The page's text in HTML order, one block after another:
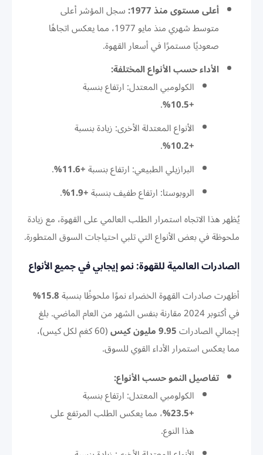
أعلى مستوى منذ 1977:
سجل المؤشر أعلى
متوسط شهري منذ مايو 1977، مما يعكس اتجاهًا
صعوديًا مستمرًا في أسعار القهوة.
الأداء حسب الأنواع المختلفة:
الكولومبي المعتدل: ارتفاع بنسبة
+10.5%
.
الأنواع المعتدلة الأخرى: زيادة بنسبة
+10.2%
.
البرازيلي الطبيعي: ارتفاع بنسبة+11.6%
.
الروبوستا: ارتفاع طفيف بنسبة+1.9%
.
يُظهر هذا الاتجاه استمرار الطلب العالمي على القهوة، مع زيادة
ملحوظة في بعض الأنواع التي تلبي احتياجات السوق المتطورة.
الصادرات العالمية للقهوة: نمو إيجابي في جميع الأنواع
أظهرت صادرات القهوة الخضراء نموًا ملحوظًا بنسبة15.8%
في أكتوبر 2024 مقارنة بنفس الشهر من العام الماضي. بلغ
إجمالي الصادرات9.95 مليون كيس
(60 كغم لكل كيس)،
مما يعكس استمرار الأداء القوي للسوق.
تفاصيل النمو حسب الأنواع:
الكولومبي المعتدل: ارتفاع بنسبة
+23.5%
، مما يعكس الطلب المرتفع على
هذا النوع.